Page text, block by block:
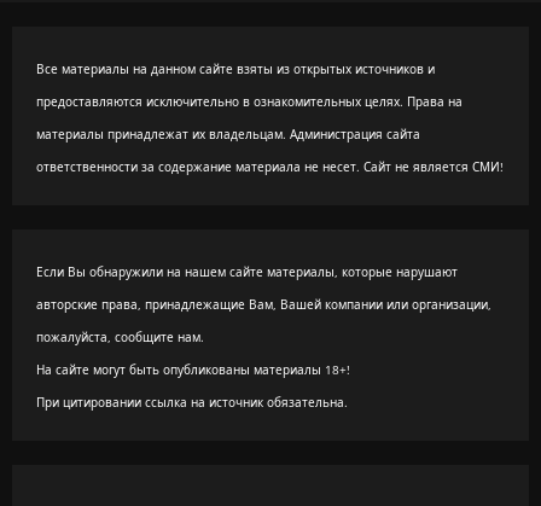
Все материалы на данном сайте взяты из открытых источников и
предоставляются исключительно в ознакомительных целях. Права на
материалы принадлежат их владельцам. Администрация сайта
ответственности за содержание материала не несет. Сайт не является СМИ!
Если Вы обнаружили на нашем сайте материалы, которые нарушают
авторские права, принадлежащие Вам, Вашей компании или организации,
пожалуйста, сообщите нам.
На сайте могут быть опубликованы материалы 18+!
При цитировании ссылка на источник обязательна.